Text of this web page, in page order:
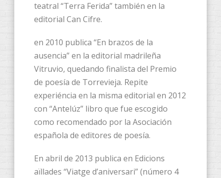
teatral “Terra Ferida” también en la
editorial Can Cifre.
en 2010 publica “En brazos de la
ausencia” en la editorial madrileña
Vitruvio, quedando finalista del Premio
de poesía de Torrevieja. Repite
experiéncia en la misma editorial en 2012
con “Antelúz” libro que fue escogido
como recomendado por la Asociación
española de editores de poesía.
En abril de 2013 publica en Edicions
aïllades “Viatge d’aniversari” (número 4